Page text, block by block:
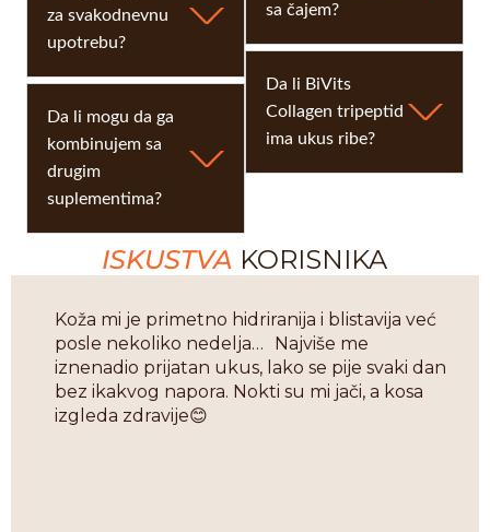
za svakodnevnu
upotrebu?
Da li mogu da ga
kombinujem sa
drugim
suplementima?
sa čajem?
Da li BiVits
Collagen tripeptid
ima ukus ribe?
ISKUSTVA KORISNIKA
Koža mi je primetno hidriranija i blistavija već
posle nekoliko nedelja… Najviše me
iznenadio prijatan ukus, lako se pije svaki dan
bez ikakvog napora. Nokti su mi jači, a kosa
izgleda zdravije😊